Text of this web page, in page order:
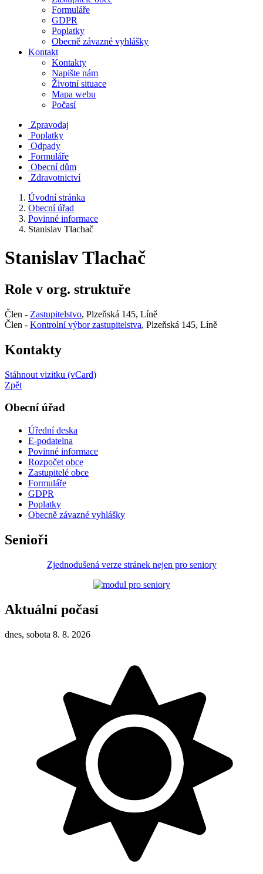
Formuláře
GDPR
Poplatky
Obecně závazné vyhlášky
Kontakt
Kontakty
Napište nám
Životní situace
Mapa webu
Počasí
Zpravodaj
Poplatky
Odpady
Formuláře
Obecní dům
Zdravotnictví
Úvodní stránka
Obecní úřad
Povinné informace
Stanislav Tlachač
Stanislav Tlachač
Role v org. struktuře
Člen - Zastupitelstvo, Plzeňská 145, Líně
Člen - Kontrolní výbor zastupitelstva, Plzeňská 145, Líně
Kontakty
Stáhnout vizitku (vCard)
Zpět
Obecní úřad
Úřední deska
E-podatelna
Povinné informace
Rozpočet obce
Zastupitelé obce
Formuláře
GDPR
Poplatky
Obecně závazné vyhlášky
Senioři
Zjednodušená verze stránek nejen pro seniory
Aktuální počasí
dnes, sobota 8. 8. 2026